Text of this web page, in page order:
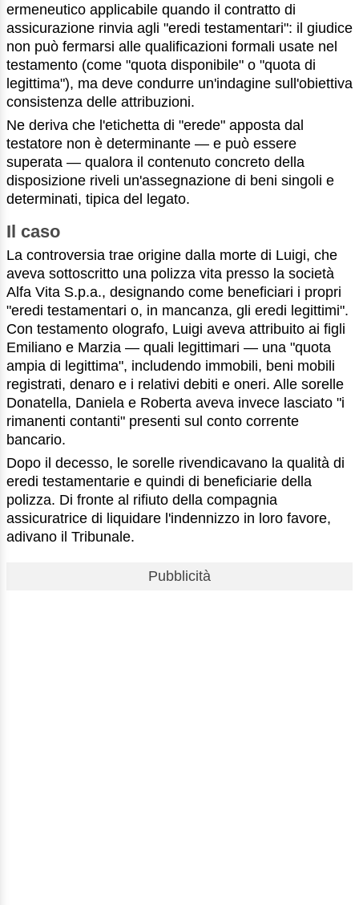
ermeneutico applicabile quando il contratto di
assicurazione rinvia agli "eredi testamentari": il giudice
non può fermarsi alle qualificazioni formali usate nel
testamento (come "quota disponibile" o "quota di
legittima"), ma deve condurre un'indagine sull'obiettiva
consistenza delle attribuzioni.
Ne deriva che l'etichetta di "erede" apposta dal
testatore non è determinante — e può essere
superata — qualora il contenuto concreto della
disposizione riveli un'assegnazione di beni singoli e
determinati, tipica del legato.
Il caso
La controversia trae origine dalla morte di Luigi, che
aveva sottoscritto una polizza vita presso la società
Alfa Vita S.p.a., designando come beneficiari i propri
"eredi testamentari o, in mancanza, gli eredi legittimi".
Con testamento olografo, Luigi aveva attribuito ai figli
Emiliano e Marzia — quali legittimari — una "quota
ampia di legittima", includendo immobili, beni mobili
registrati, denaro e i relativi debiti e oneri. Alle sorelle
Donatella, Daniela e Roberta aveva invece lasciato "i
rimanenti contanti" presenti sul conto corrente
bancario.
Dopo il decesso, le sorelle rivendicavano la qualità di
eredi testamentarie e quindi di beneficiarie della
polizza. Di fronte al rifiuto della compagnia
assicuratrice di liquidare l'indennizzo in loro favore,
adivano il Tribunale.
Pubblicità